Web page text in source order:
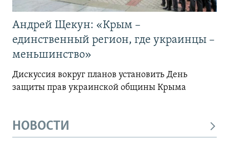
Андрей Щекун: «Крым –
единственный регион, где украинцы –
меньшинство»
Дискуссия вокруг планов установить День
защиты прав украинской общины Крыма
НОВОСТИ